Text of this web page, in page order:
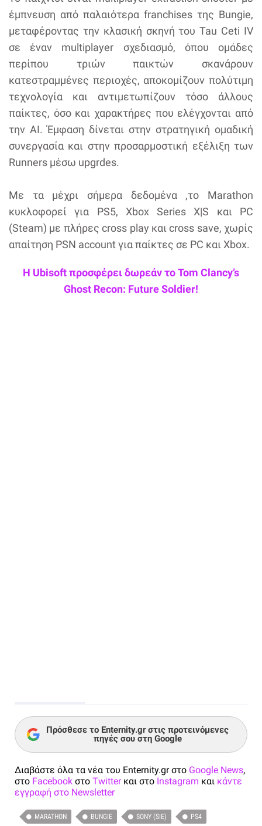
έμπνευση από παλαιότερα franchises της Bungie,
μεταφέροντας την κλασική σκηνή του Tau Ceti IV
σε έναν multiplayer σχεδιασμό, όπου ομάδες
περίπου τριών παικτών σκανάρουν
κατεστραμμένες περιοχές, αποκομίζουν πολύτιμη
τεχνολογία και αντιμετωπίζουν τόσο άλλους
παίκτες, όσο και χαρακτήρες που ελέγχονται από
την ΑΙ. Έμφαση δίνεται στην στρατηγική ομαδική
συνεργασία και στην προσαρμοστική εξέλιξη των
Runners μέσω upgrdes.
Με τα μέχρι σήμερα δεδομένα ,το Marathon
κυκλοφορεί για PS5, Xbox Series X|S και PC
(Steam) με πλήρες cross play και cross save, χωρίς
απαίτηση PSN account για παίκτες σε PC και Xbox.
Η Ubisoft προσφέρει δωρεάν το Tom Clancy’s
Ghost Recon: Future Soldier!
Πρόσθεσε το Enternity.gr στις προτεινόμενες
πηγές σου στη Google
Διαβάστε όλα τα νέα του Enternity.gr στο Google News,
στο Facebook στο Twitterκαι στο Instagram και κάντε
εγγραφή στο Newsletter
MARATHON BUNGIE SONY (SIE) PS4